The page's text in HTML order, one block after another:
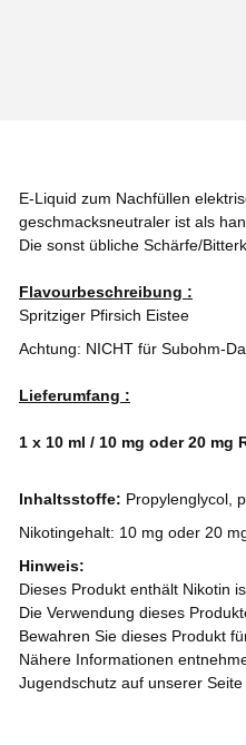
E-Liquid zum Nachfüllen
geschmacksneutraler ist als
Die sonst übliche Schärfe/
Flavourbeschreibung :
Spritziger Pfirsich Eistee
Achtung: NICHT für Subohm-
Lieferumfang :
1 x 10 ml / 10 mg oder 20 mg
Inhaltsstoffe: Propylenglycol,
Nikotingehalt: 10 mg oder 20
Hinweis:
Dieses Produkt enthält Nikotin
Die Verwendung dieses
Bewahren Sie dieses Produkt
Nähere Informationen
Jugendschutz auf unserer Seite